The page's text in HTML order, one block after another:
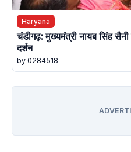
Haryana
चंडीगढ़: मुख्यमंत्री नायब सिंह सैनी
दर्शन
by 0284518